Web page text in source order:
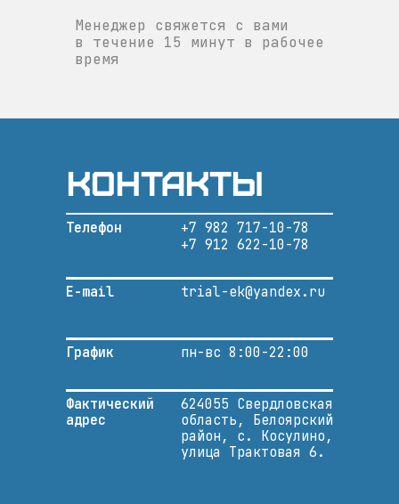
Менеджер свяжется с вами
в течение 15 минут в рабочее
время
Контакты
Телефон
+7 982 717-10-78
+7 912 622-10-78
E-mail trial-ek@yandex.ru
График пн-вс 8:00-22:00
Фактический
адрес
624055 Свердловская
область, Белоярский
район, с. Косулино,
улица Трактовая 6.